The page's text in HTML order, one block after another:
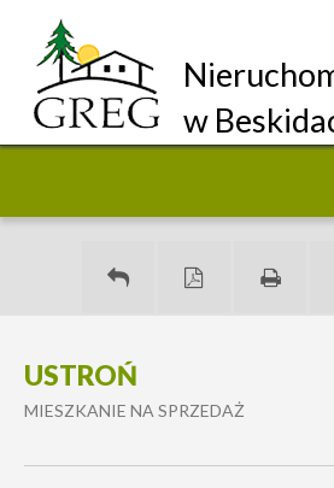
w
USTROŃ
MIESZKANIE NA SPRZEDAŻ